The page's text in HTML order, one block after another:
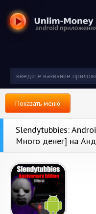
Показать меню
Slendytubbies:
Много денег] на